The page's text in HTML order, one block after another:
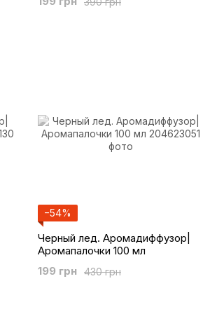
−54%
Черный лед. Аромадиффузор|
Аромапалочки 100 мл
430 грн
199 грн